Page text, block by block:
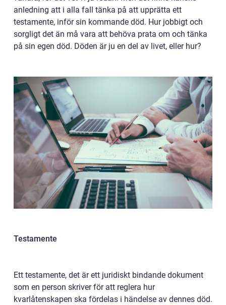
anledning att i alla fall tänka på att upprätta ett
testamente, inför sin kommande död. Hur jobbigt och
sorgligt det än må vara att behöva prata om och tänka
på sin egen död. Döden är ju en del av livet, eller hur?
Testamente
Ett testamente, det är ett juridiskt bindande dokument
som en person skriver för att reglera hur
kvarlåtenskapen ska fördelas i händelse av dennes död.